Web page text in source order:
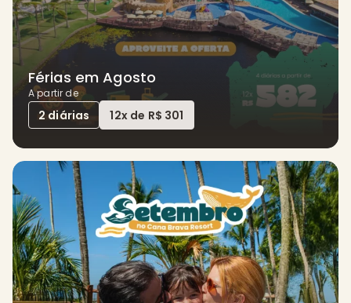
Férias em Agosto
A partir de
2 diárias 12x de R$ 301